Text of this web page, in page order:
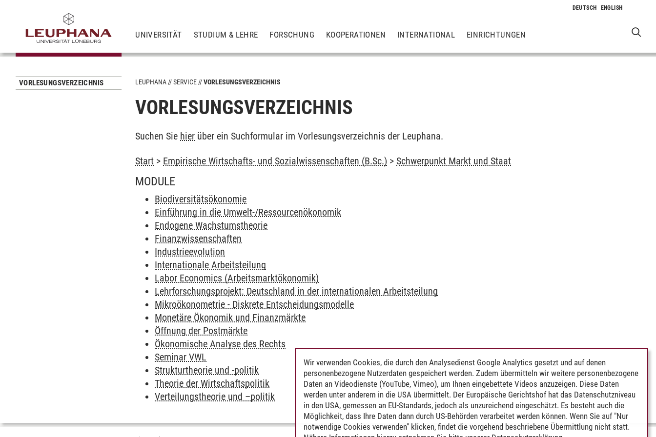
UNIVERSITÄT STUDIUM & LEHRE FORSCHUNG KOOPERATIONEN INTERNATIONAL EINRICHTUNGEN
VORLESUNGSVERZEICHNIS LEUPHANA SERVICE VORLESUNGSVERZEICHNIS
VORLESUNGSVERZEICHNIS
Suchen Sie hier über ein Suchformular im Vorlesungsverzeichnis der Leuphana.
Start > Empirische Wirtschafts- und Sozialwissenschaften (B.Sc.) > Schwerpunkt Markt und Staat
MODULE
Biodiversitätsökonomie
Einführung in die Umwelt-/Ressourcenökonomik
Endogene Wachstumstheorie
Finanzwissenschaften
Industrieevolution
Internationale Arbeitsteilung
Labor Economics (Arbeitsmarktökonomik)
Lehrforschungsprojekt: Deutschland in der internationalen Arbeitsteilung
Mikroökonometrie - Diskrete Entscheidungsmodelle
Monetäre Ökonomik und Finanzmärkte
Öffnung der Postmärkte
Ökonomische Analyse des Rechts
Seminar VWL
Strukturtheorie und -politik
Theorie der Wirtschaftspolitik
Verteilungstheorie und –politik
Wir verwenden Cookies, die durch den Analysedienst Google Analytics gesetzt und auf denen
personenbezogene Nutzerdaten gespeichert werden. Zudem übermitteln wir weitere personenbezogene
Daten an Videodienste (YouTube, Vimeo), um Ihnen eingebettete Videos anzuzeigen. Diese Daten
werden unter anderem in die USA übermittelt. Der Europäische Gerichtshof hat das Datenschutzniveau
in den USA, gemessen an EU-Standards, jedoch als unzureichend eingeschätzt. Es besteht auch die
Möglichkeit, dass Ihre Daten dann durch US-Behörden verarbeitet werden können. Wenn Sie auf "Nur
notwendige Cookies verwenden" klicken, findet die vorgehend beschriebene Übermittlung nicht statt.